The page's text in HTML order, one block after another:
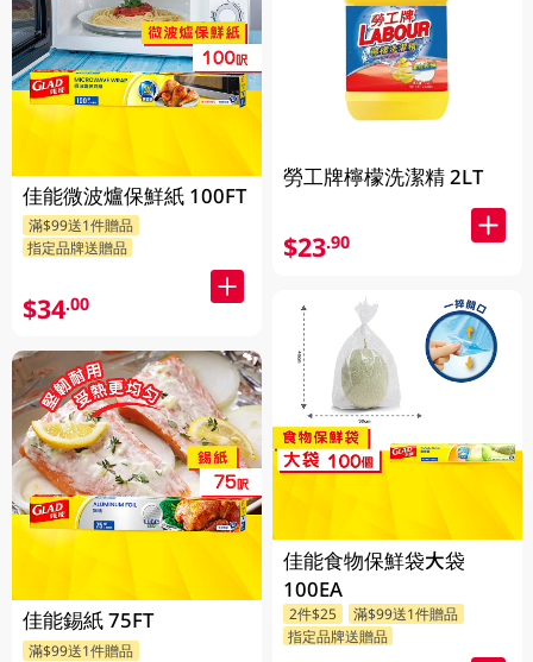
佳能微波爐保鮮紙 100FT
滿$99送1件贈品
指定品牌送贈品
$34.00
佳能錫紙 75FT
滿$99送1件贈品
勞工牌檸檬洗潔精 2LT
$23.90
佳能食物保鮮袋大袋
100EA
2件$25
滿$99送1件贈品
指定品牌送贈品